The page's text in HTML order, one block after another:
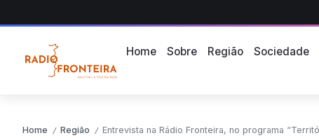
Home Sobre Região Sociedade
Home / Região / Entrevista na Rádio Fronteira, no programa